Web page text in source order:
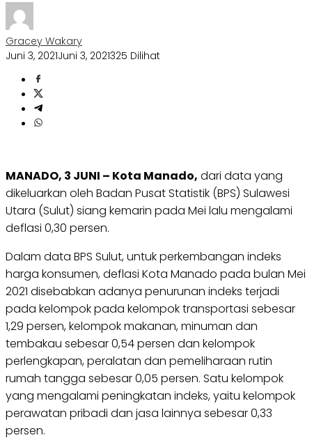
Gracey Wakary
Juni 3, 2021Juni 3, 2021325 Dilihat
MANADO, 3 JUNI – Kota Manado, dari data yang
dikeluarkan oleh Badan Pusat Statistik (BPS) Sulawesi
Utara (Sulut) siang kemarin pada Mei lalu mengalami
deflasi 0,30 persen.
Dalam data BPS Sulut, untuk perkembangan indeks
harga konsumen, deflasi Kota Manado pada bulan Mei
2021 disebabkan adanya penurunan indeks terjadi
pada kelompok pada kelompok transportasi sebesar
1,29 persen, kelompok makanan, minuman dan
tembakau sebesar 0,54 persen dan kelompok
perlengkapan, peralatan dan pemeliharaan rutin
rumah tangga sebesar 0,05 persen. Satu kelompok
yang mengalami peningkatan indeks, yaitu kelompok
perawatan pribadi dan jasa lainnya sebesar 0,33
persen.